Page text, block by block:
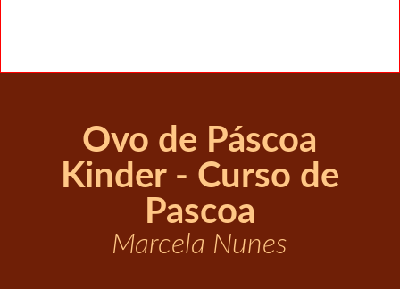
Ovo de Páscoa
Kinder - Curso de
Pascoa
Marcela Nunes